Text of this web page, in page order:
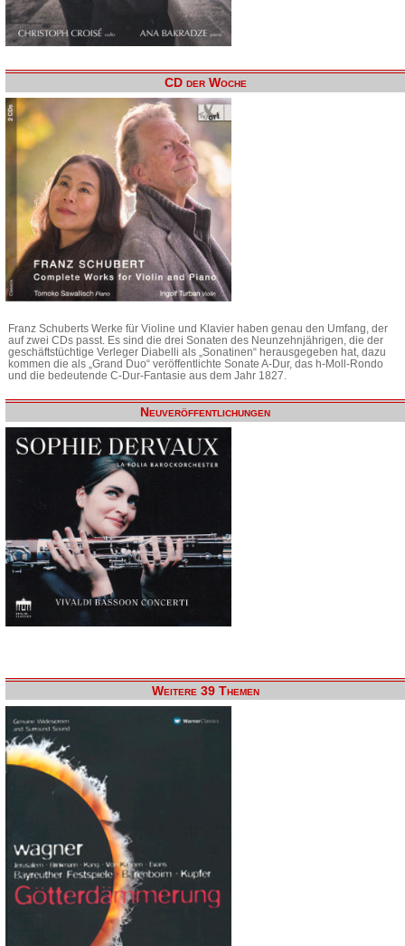
CD der Woche
Franz Schuberts Werke für Violine und Klavier haben genau den Umfang, der
auf zwei CDs passt. Es sind die drei Sonaten des Neunzehnjährigen, die der
geschäftstüchtige Verleger Diabelli als „Sonatinen“ herausgegeben hat, dazu
kommen die als „Grand Duo“ veröffentlichte Sonate A-Dur, das h-Moll-Rondo
und die bedeutende C-Dur-Fantasie aus dem Jahr 1827.
Neuveröffentlichungen
Weitere 39 Themen